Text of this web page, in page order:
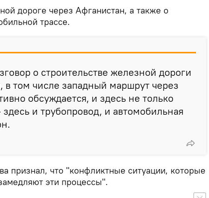
дороге через Афганистан, а также о
трассе.
о строительстве железной дороги
в том числе западный маршрут через
обсуждается, и здесь не только
и трубопровод, и автомобильная
признал, что "конфликтные ситуации, которые
эти процессы".